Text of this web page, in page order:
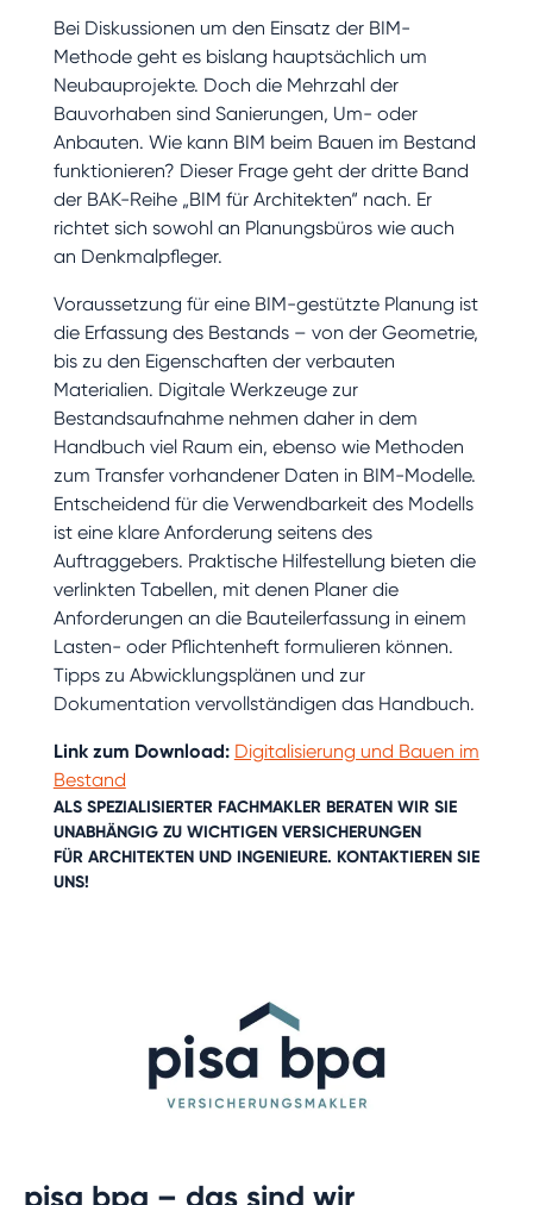
Bei Diskussionen um den Einsatz der BIM-
Methode geht es bislang hauptsächlich um
Neubauprojekte. Doch die Mehrzahl der
Bauvorhaben sind Sanierungen, Um- oder
Anbauten. Wie kann BIM beim Bauen im Bestand
funktionieren? Dieser Frage geht der dritte Band
der BAK-Reihe „BIM für Architekten“ nach. Er
richtet sich sowohl an Planungsbüros wie auch
an Denkmalpfleger.
Voraussetzung für eine BIM-gestützte Planung ist
die Erfassung des Bestands – von der Geometrie,
bis zu den Eigenschaften der verbauten
Materialien. Digitale Werkzeuge zur
Bestandsaufnahme nehmen daher in dem
Handbuch viel Raum ein, ebenso wie Methoden
zum Transfer vorhandener Daten in BIM-Modelle.
Entscheidend für die Verwendbarkeit des Modells
ist eine klare Anforderung seitens des
Auftraggebers. Praktische Hilfestellung bieten die
verlinkten Tabellen, mit denen Planer die
Anforderungen an die Bauteilerfassung in einem
Lasten- oder Pflichtenheft formulieren können.
Tipps zu Abwicklungsplänen und zur
Dokumentation vervollständigen das Handbuch.
Link zum Download: Digitalisierung und Bauen im
Bestand
ALS SPEZIALISIERTER FACHMAKLER BERATEN WIR SIE
UNABHÄNGIG ZU WICHTIGEN VERSICHERUNGEN
FÜR ARCHITEKTENUND INGENIEURE. KONTAKTIEREN SIE
UNS!
pisa bpa – das sind wir